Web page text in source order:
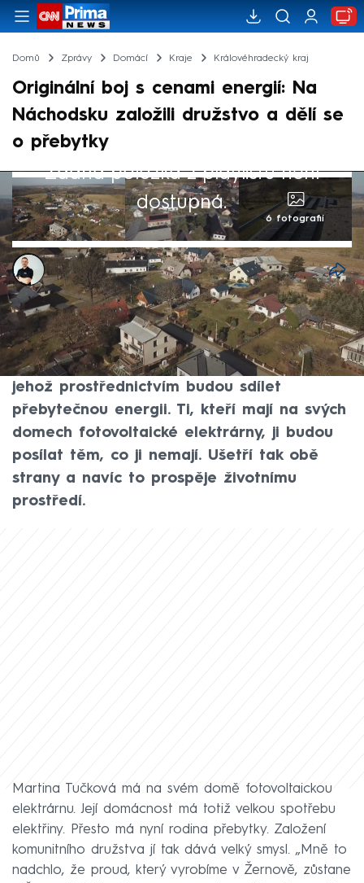
Domů Zprávy Domácí Kraje Královéhradecký kraj
Originální boj s cenami energií: Na
Náchodsku založili družstvo a dělí se
o přebytky
Žádná položka z playlistu není
dostupná.
6 fotografií
Bohuslav Štěpánek
12. bře 2025, 00:56
V městysi Žernov na Náchodsku vymysleli
způsob, jak ušetřit za energie. Místní
založili energetické komunitní družstvo,
jehož prostřednictvím budou sdílet
přebytečnou energii. Ti, kteří mají na svých
domech fotovoltaické elektrárny, ji budou
posílat těm, co ji nemají. Ušetří tak obě
strany a navíc to prospěje životnímu
prostředí.
Martina Tučková má na svém domě fotovoltaickou
elektrárnu. Její domácnost má totiž velkou spotřebu
elektřiny. Přesto má nyní rodina přebytky. Založení
komunitního družstva jí tak dává velký smysl. „Mně to
nadchlo, že proud, který vyrobíme v Žernově, zůstane